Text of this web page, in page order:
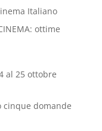
Italiano
ottime
al 25 ottobre
cinque domande